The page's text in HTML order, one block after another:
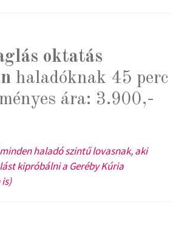
oktatás
haladóknak 45 perc
ára: 3.900,-
haladó szintű lovasnak, aki
kipróbálni a Geréby Kúria